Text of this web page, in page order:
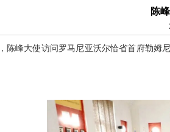
陈
峰大使访问罗马尼亚沃尔恰省首府勒姆